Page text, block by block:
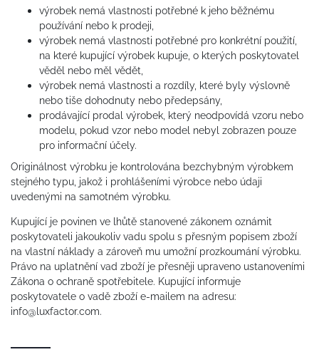
výrobek nemá vlastnosti potřebné k jeho běžnému
používání nebo k prodeji,
výrobek nemá vlastnosti potřebné pro konkrétní použití,
na které kupující výrobek kupuje, o kterých poskytovatel
věděl nebo měl vědět,
výrobek nemá vlastnosti a rozdíly, které byly výslovně
nebo tiše dohodnuty nebo předepsány,
prodávající prodal výrobek, který neodpovídá vzoru nebo
modelu, pokud vzor nebo model nebyl zobrazen pouze
pro informační účely.
Originálnost výrobku je kontrolována bezchybným výrobkem
stejného typu, jakož i prohlášeními výrobce nebo údaji
uvedenými na samotném výrobku.
Kupující je povinen ve lhůtě stanovené zákonem oznámit
poskytovateli jakoukoliv vadu spolu s přesným popisem zboží
na vlastní náklady a zároveň mu umožní prozkoumání výrobku.
Právo na uplatnění vad zboží je přesněji upraveno ustanoveními
Zákona o ochraně spotřebitele. Kupující informuje
poskytovatele o vadě zboží e-mailem na adresu:
info@luxfactor.com.